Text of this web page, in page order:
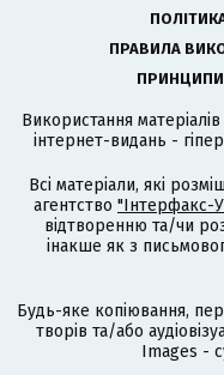
ПРАВИЛА
ПРИНЦИПИ
Використання
інтернет-видань -
Всі матеріали, які
агентство "Інтерфакс-
відтворенню та/чи
інакше як з
Будь-яке копіювання,
творів та/або
Images -